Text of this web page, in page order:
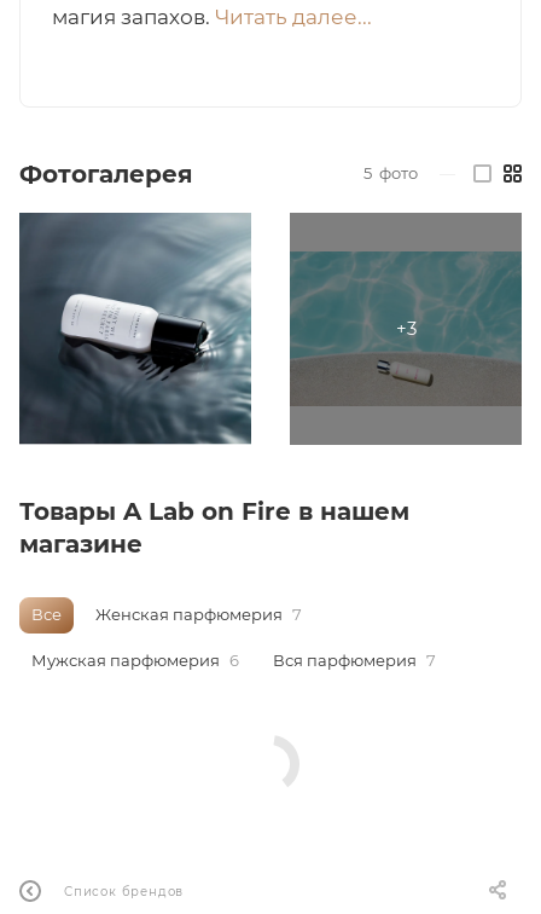
Арабская
магия запахов. Читать далее...
Фотогалерея 5 фото
Товары A Lab on Fire в нашем
магазине
Все Женская парфюмерия 7
Мужская парфюмерия 6 Вся парфюмерия 7
Список брендов